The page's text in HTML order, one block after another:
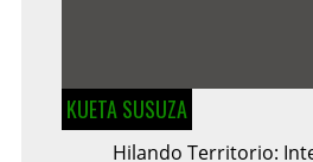
KUETA SUSUZA
Hilando Territorio: